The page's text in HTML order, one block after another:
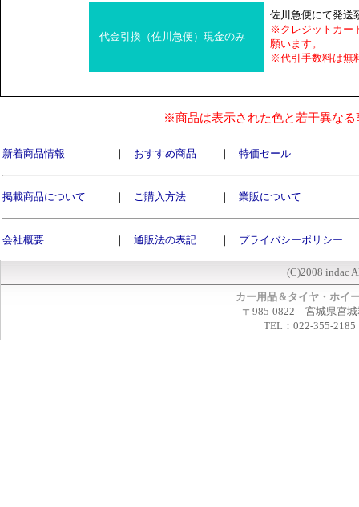
代金引換（佐川急便）現金のみ
佐川急便にて発送
※クレジットカー
願います。
※代引手数料は無
※商品は表示された色と若干異な
新着商品情報 ｜ おすすめ商品 ｜ 特価セール
掲載商品について ｜ ご購入方法 ｜ 業販について
会社概要 ｜ 通販法の表記 ｜ プライバシーポリシー
(C)2008 indac
カー用品＆タイヤ・ホイ
〒985-0822 宮城県宮城
TEL：022-355-